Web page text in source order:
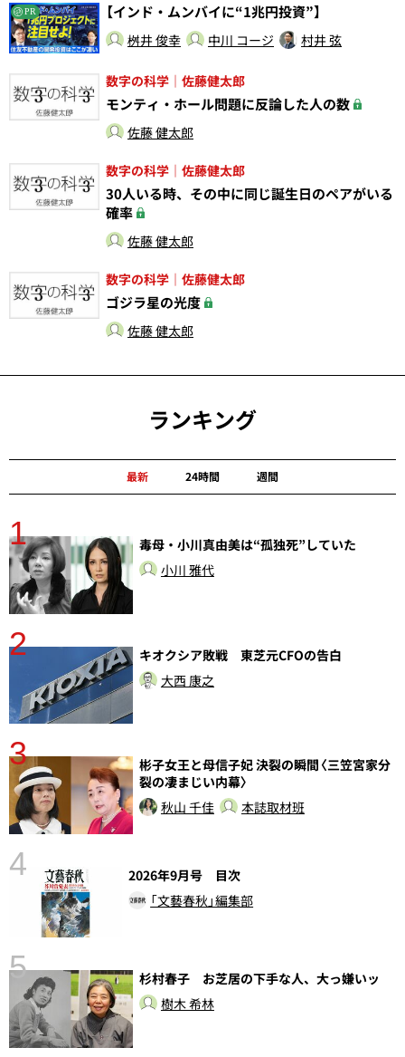
PR 【インド・ムンバイに“1兆円投資”】
桝井 俊幸 中川 コージ 村井 弦
数字の科学｜佐藤健太郎
モンティ・ホール問題に反論した人の数
佐藤 健太郎
数字の科学｜佐藤健太郎
30人いる時、その中に同じ誕生日のペアがいる
確率
佐藤 健太郎
数字の科学｜佐藤健太郎
ゴジラ星の光度
佐藤 健太郎
ランキング
最新 24時間 週間
1
毒母・小川真由美は“孤独死”していた
小川 雅代
2
キオクシア敗戦 東芝元CFOの告白
大西 康之
3
彬子女王と母信子妃 決裂の瞬間〈三笠宮家分
裂の凄まじい内幕〉
秋山 千佳
本誌取材班
4
2026年9月号 目次
「文藝春秋」編集部
5
杉村春子 お芝居の下手な人、大っ嫌いッ
樹木 希林